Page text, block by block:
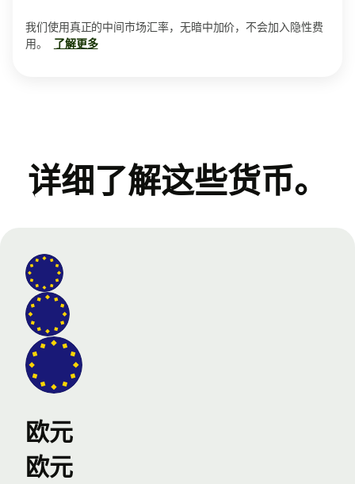
我们使用真正的中间市场汇率，无暗中加价，不会加入隐性费
用。
了解更多
详细了解这些货币。
欧元
欧元